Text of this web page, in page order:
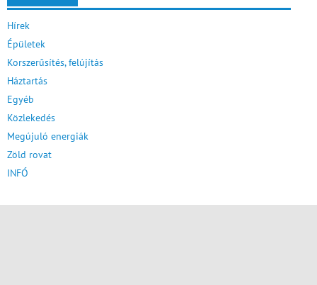
Hírek
Épületek
Korszerűsítés, felújítás
Háztartás
Egyéb
Közlekedés
Megújuló energiák
Zöld rovat
INFÓ